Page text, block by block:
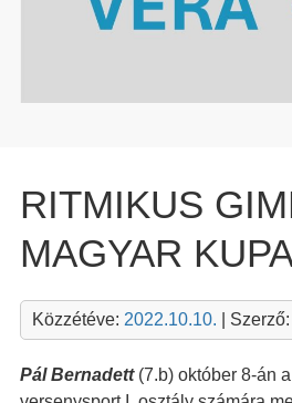
RITMIKUS
MAGYAR
Közzétéve: 2022.10.10. | Szerző:
Pál Bernadett(7.b) október 8-án a